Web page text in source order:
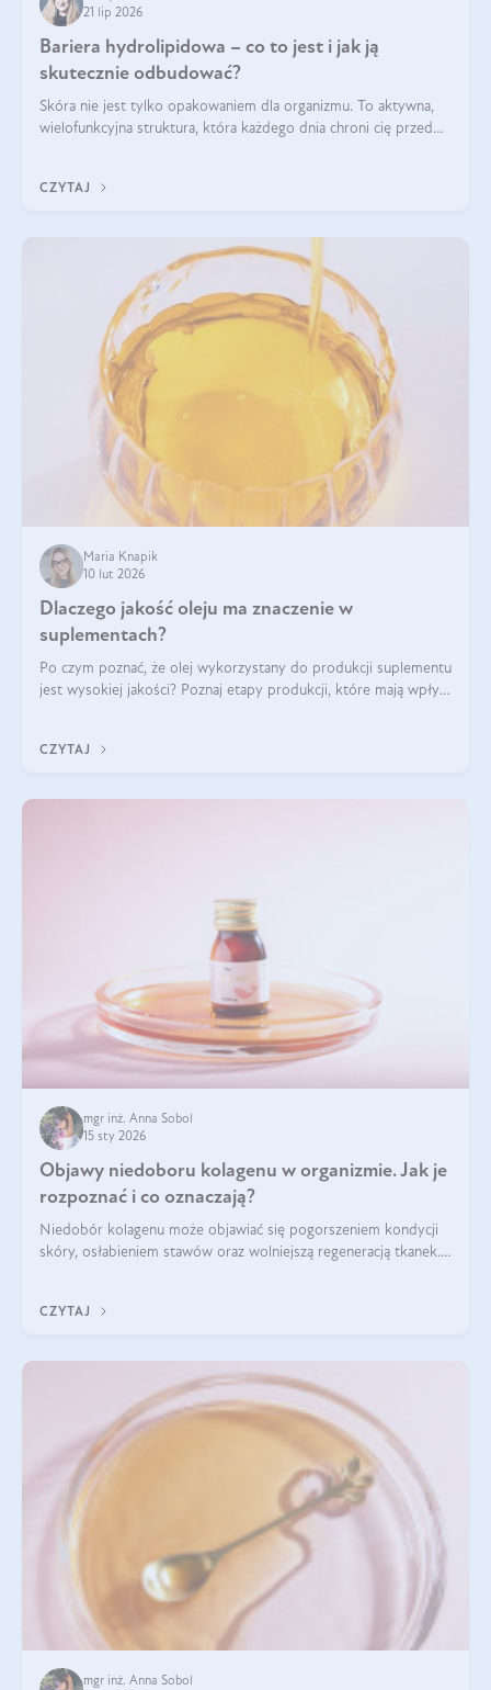
21 lip 2026
Bariera hydrolipidowa – co to jest i jak ją
skutecznie odbudować?
Skóra nie jest tylko opakowaniem dla organizmu. To aktywna,
wielofunkcyjna struktura, która każdego dnia chroni cię przed
bariera hydrolipidowa.
CZYTAJ
Maria Knapik
10 lut 2026
Dlaczego jakość oleju ma znaczenie w
suplementach?
Po czym poznać, że olej wykorzystany do produkcji suplementu
jest wysokiej jakości? Poznaj etapy produkcji, które mają wpływ
CZYTAJ
mgr inż. Anna Sobol
15 sty 2026
Objawy niedoboru kolagenu w organizmie. Jak je
rozpoznać i co oznaczają?
Niedobór kolagenu może objawiać się pogorszeniem kondycji
skóry, osłabieniem stawów oraz wolniejszą regeneracją tkanek.
osłabienie włosów.
CZYTAJ
mgr inż. Anna Sobol